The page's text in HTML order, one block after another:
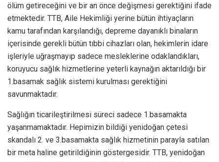
ölüm getireceğini ve bir an önce değişmesi gerektiğini ifade
etmektedir. TTB, Aile Hekimliği yerine bütün ihtiyaçların
kamu tarafından karşılandığı, depreme dayanıklı binaların
içerisinde gerekli bütün tıbbi cihazları olan, hekimlerin idare
işleriyle uğraşmayıp sadece mesleklerine odaklandıkları,
koruyucu sağlık hizmetlerine yeterli kaynağın aktarıldığı bir
1.basamak sağlık sistemi kurulması gerektiğini
savunmaktadır.
Sağlığın ticarileştirilmesi süreci sadece 1.basamakta
yaşanmamaktadır. Hepimizin bildiği yenidoğan çetesi
skandalı 2. ve 3.basamakta sağlık hizmetinin parayla satılan
bir meta haline getirildiğinin göstergesidir. TTB, yenidoğan